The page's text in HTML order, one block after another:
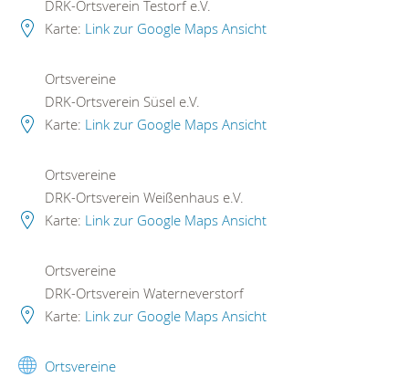
DRK-Ortsverein Testorf e.V.
Karte: Link zur Google Maps Ansicht
Ortsvereine
DRK-Ortsverein Süsel e.V.
Karte: Link zur Google Maps Ansicht
Ortsvereine
DRK-Ortsverein Weißenhaus e.V.
Karte: Link zur Google Maps Ansicht
Ortsvereine
DRK-Ortsverein Waterneverstorf
Karte: Link zur Google Maps Ansicht
Ortsvereine